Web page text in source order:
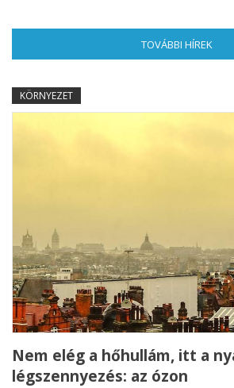
TOVÁBBI HÍREK
KÖRNYEZET
Nem elég a hőhullám, itt a
légszennyezés: az ózon